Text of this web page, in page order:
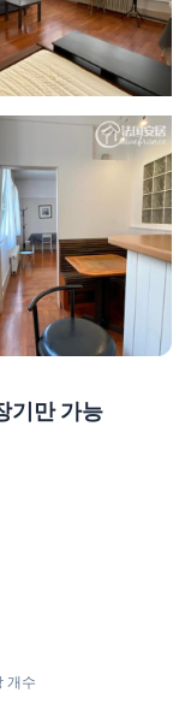
기만 가능
개수